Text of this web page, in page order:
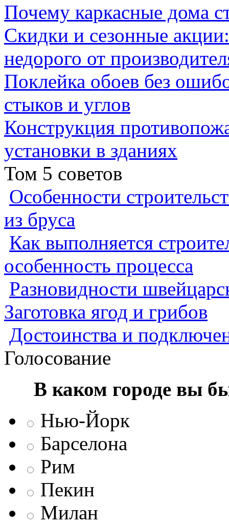
Почему каркасные дома
Скидки и сезонные
недорого от
Поклейка обоев без
стыков и углов
Конструкция
установки в зданиях
Том 5 советов
Особенности
из бруса
Как выполняется
особенность процесса
Разновидности
Заготовка ягод и грибов
Достоинства и
Голосование
В каком городе вы
Нью-Йорк
Барселона
Рим
Пекин
Милан